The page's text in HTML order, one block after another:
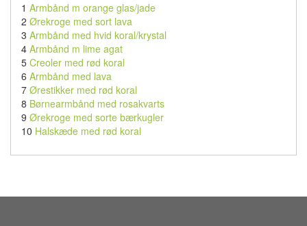
1 Armbånd m orange glas/jade
2 Ørekroge med sort lava
3 Armbånd med hvid koral/krystal
4 Armbånd m lime agat
5 Creoler med rød koral
6 Armbånd med lava
7 Ørestikker med rød koral
8 Børnearmbånd med rosakvarts
9 Ørekroge med sorte bærkugler
10 Halskæde med rød koral